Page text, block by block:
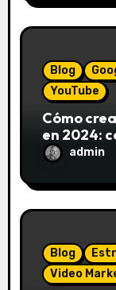
n
a
s
Blog
YouTube
Cómo
en 2024:
atención
torno a su
admin
Blog
Video